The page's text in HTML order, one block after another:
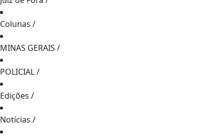
Colunas /
MINAS GERAIS /
POLICIAL/
Edições /
Notícias /